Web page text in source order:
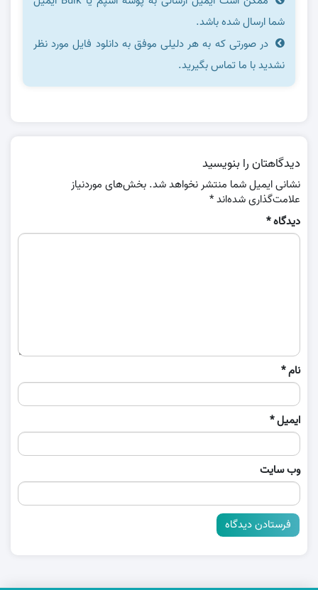
شما ارسال شده باشد.
در صورتی که به هر دلیلی موفق به دانلود فایل مورد نظر
نشدید با ما تماس بگیرید.
دیدگاهتان را بنویسید
نشانی ایمیل شما منتشر نخواهد شد. بخش‌های موردنیاز
علامت‌گذاری شده‌اند*
دیدگاه*
نام*
ایمیل*
وب‌ سایت